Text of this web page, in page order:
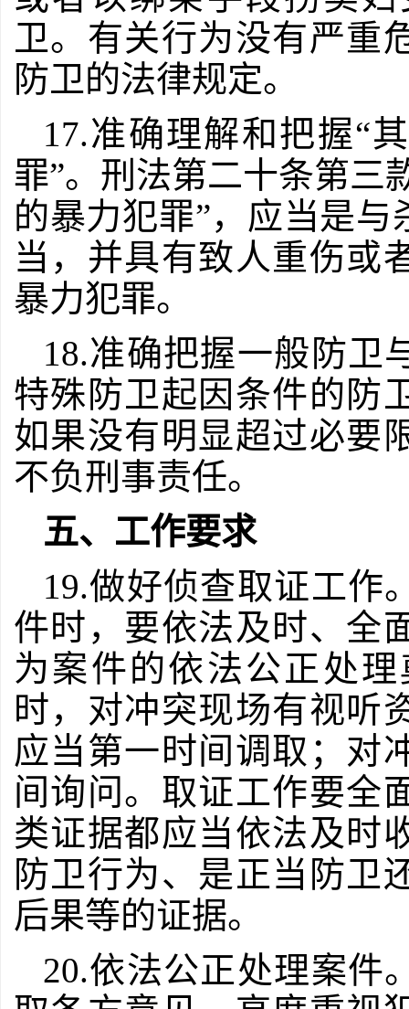
卫。有关行为没有严重
防卫的法律规定。
17.准确理解和把握“
罪”。刑法第二十条第三
的暴力犯罪”，应当是
当，并具有致人重伤或
暴力犯罪。
18.准确把握一般防卫
特殊防卫起因条件的防
如果没有明显超过必要
不负刑事责任。
五、工作要求
19.做好侦查取证工作
件时，要依法及时、全
为案件的依法公正处
时，对冲突现场有视听
应当第一时间调取；对
间询问。取证工作要全
类证据都应当依法及时
防卫行为、是正当防卫
后果等的证据。
20.依法公正处理案件